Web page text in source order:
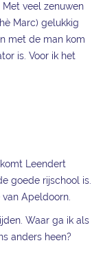
veel zenuwen
Marc) gelukkig
met de man kom
is. Voor ik het
Leendert
goede rijschool is.
Apeldoorn.
Waar ga ik als
anders heen?